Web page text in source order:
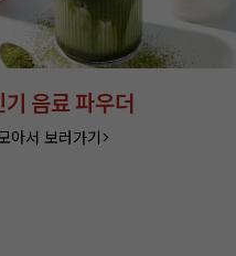
포장 필수템 3종
스 특가 >